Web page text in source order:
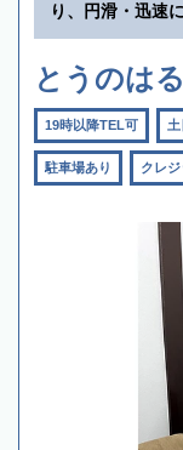
り、円滑・迅速
とうのは
19時以降TEL可
駐車場あり クレ